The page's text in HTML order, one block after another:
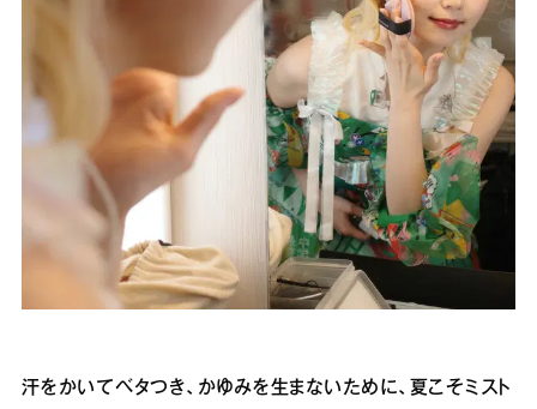
汗をかいてベタつき、かゆみを生まないために、夏こそミスト